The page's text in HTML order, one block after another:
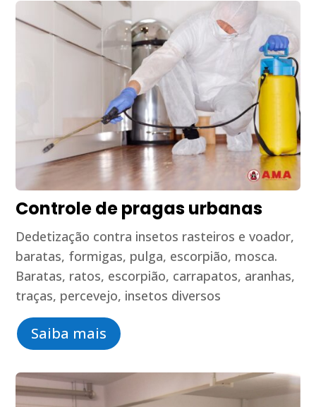
Controle de pragas urbanas
Dedetização contra insetos rasteiros e voador,
baratas, formigas, pulga, escorpião, mosca.
Baratas, ratos, escorpião, carrapatos, aranhas,
traças, percevejo, insetos diversos
Saiba mais